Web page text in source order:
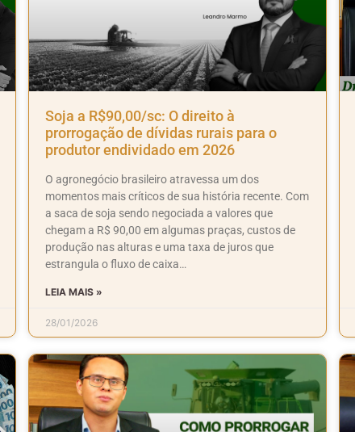
Soja a R$90,00/sc: O direito à
prorrogação de dívidas rurais para o
produtor endividado em 2026
O agronegócio brasileiro atravessa um dos
momentos mais críticos de sua história recente. Com
a saca de soja sendo negociada a valores que
chegam a R$ 90,00 em algumas praças, custos de
produção nas alturas e uma taxa de juros que
estrangula o fluxo de caixa…
LEIA MAIS »
28/01/2026